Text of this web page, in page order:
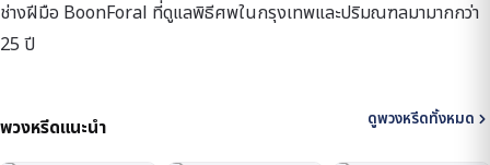
ช่างฝีมือ BoonForal ที่ดูแลพิธีศพในกรุงเทพและปริมณฑลมามากกว่า
25 ปี
พวงหรีดแนะนำ ดูพวงหรีดทั้งหมด